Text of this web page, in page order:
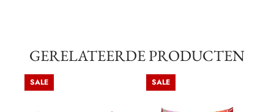
GERELATEERDE PRODUCTEN
SALE SALE